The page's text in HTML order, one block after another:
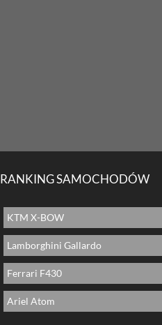
RANKING SAMOCHODÓW
KTM X-BOW
Lamborghini Gallardo
Ferrari F430
Ariel Atom